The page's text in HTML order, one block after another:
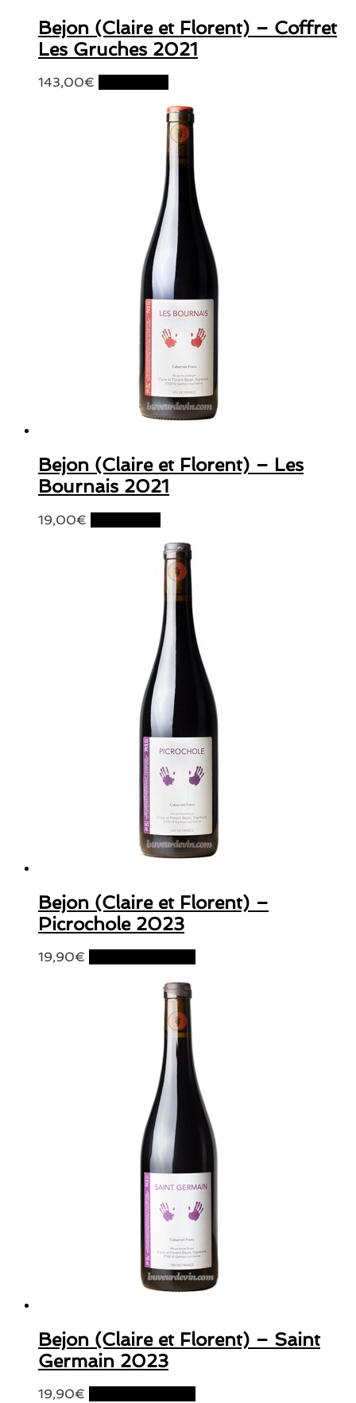
Bejon (Claire et Florent) – Coffret
Les Gruches 2021
143,00€
Bejon (Claire et Florent) – Les
Bournais 2021
19,00€
Bejon (Claire et Florent) –
Picrochole 2023
19,90€
Bejon (Claire et Florent) – Saint
Germain 2023
19,90€